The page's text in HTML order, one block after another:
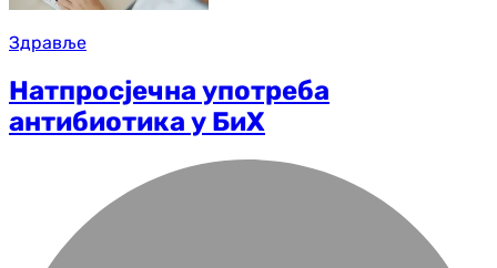
Здравље
Натпросјечна употреба
антибиотика у БиХ